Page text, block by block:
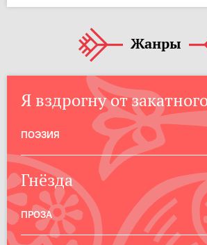
Жанры
Я вздрогну от
ПОЭЗИЯ
Гнёзда
ПРОЗА